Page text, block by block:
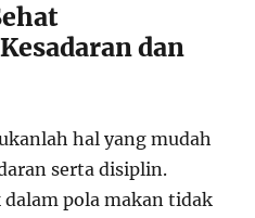
dan
hal yang mudah
serta disiplin.
pola makan tidak